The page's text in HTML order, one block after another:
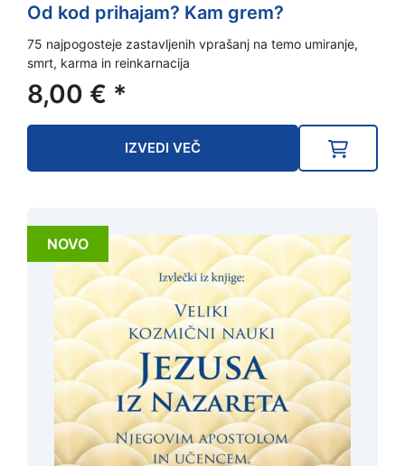
Od kod prihajam? Kam grem?
75 najpogosteje zastavljenih vprašanj na temo umiranje,
smrt, karma in reinkarnacija
8,00 € *
IZVEDI VEČ
NOVO